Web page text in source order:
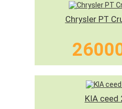
Chrysler PT
KIA ceed